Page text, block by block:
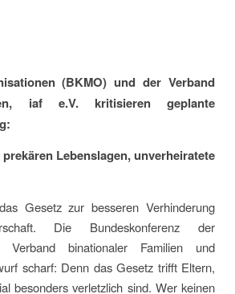
(BKMO) und der Verband
iaf e.V. kritisieren geplante
Lebenslagen, unverheiratete
Gesetz zur besseren Verhinderung
Die Bundeskonferenz der
Verband binationaler Familien und
scharf: Denn das Gesetz trifft Eltern,
besonders verletzlich sind. Wer keinen